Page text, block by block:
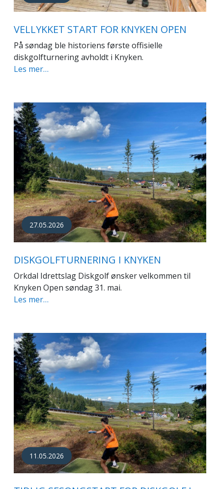
VELLYKKET START FOR KNYKEN OPEN
På søndag ble historiens første offisielle
diskgolfturnering avholdt i Knyken.
Les mer…
27.05.2026
DISKGOLFTURNERING I KNYKEN
Orkdal Idrettslag Diskgolf ønsker velkommen til
Knyken Open søndag 31. mai.
Les mer…
11.05.2026